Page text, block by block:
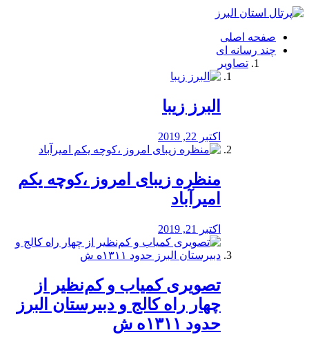
فصد
شرق
تهران
خشکشویی
صفحه اصلی
چند رسانه ای
تصاویر
البرز زیبا
اکتبر 22, 2019
منظره‌‌ زیبای امروز ،کوچه یکم
امیرآباد
اکتبر 21, 2019
️تصویری کمیاب و کم‌نظیر از
چهار راه كالج و دبيرستان البرز
حدود ۱۳۱۱ه ش